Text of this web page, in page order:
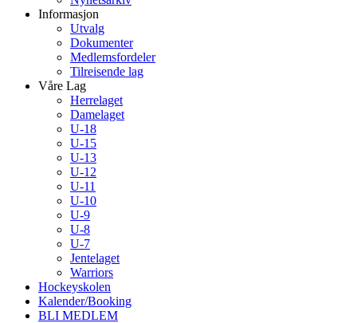
Informasjon
Utvalg
Dokumenter
Medlemsfordeler
Tilreisende lag
Våre Lag
Herrelaget
Damelaget
U-18
U-15
U-13
U-12
U-11
U-10
U-9
U-8
U-7
Jentelaget
Warriors
Hockeyskolen
Kalender/Booking
BLI MEDLEM